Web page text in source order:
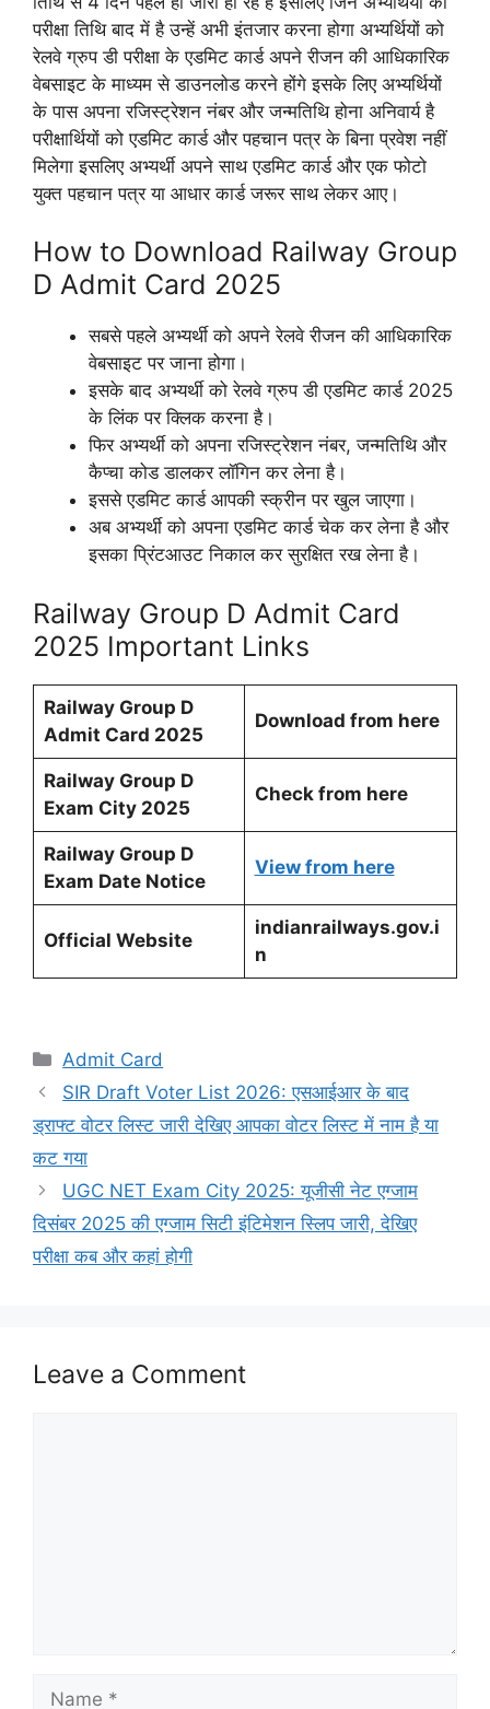
परीक्षा तिथि बाद में है उन्हें अभी इंतजार करना होगा अभ्यर्थियों को
रेलवे ग्रुप डी परीक्षा के एडमिट कार्ड अपने रीजन की आधिकारिक
वेबसाइट के माध्यम से डाउनलोड करने होंगे इसके लिए अभ्यर्थियों
के पास अपना रजिस्ट्रेशन नंबर और जन्मतिथि होना अनिवार्य है
परीक्षार्थियों को एडमिट कार्ड और पहचान पत्र के बिना प्रवेश नहीं
मिलेगा इसलिए अभ्यर्थी अपने साथ एडमिट कार्ड और एक फोटो
युक्त पहचान पत्र या आधार कार्ड जरूर साथ लेकर आए।
How to Download Railway Group
D Admit Card 2025
सबसे पहले अभ्यर्थी को अपने रेलवे रीजन की आधिकारिक
वेबसाइट पर जाना होगा।
इसके बाद अभ्यर्थी को रेलवे ग्रुप डी एडमिट कार्ड 2025
के लिंक पर क्लिक करना है।
फिर अभ्यर्थी को अपना रजिस्ट्रेशन नंबर, जन्मतिथि और
कैप्चा कोड डालकर लॉगिन कर लेना है।
इससे एडमिट कार्ड आपकी स्क्रीन पर खुल जाएगा।
अब अभ्यर्थी को अपना एडमिट कार्ड चेक कर लेना है और
इसका प्रिंटआउट निकाल कर सुरक्षित रख लेना है।
Railway Group D Admit Card
2025 Important Links
Railway Group D
Admit Card 2025
Download from here
Railway Group D
Exam City 2025
Check from here
Railway Group D
Exam Date Notice
View from here
Official Website
indianrailways.gov.i
n
Categories
Admit Card
SIR Draft Voter List 2026: एसआईआर के बाद
ड्राफ्ट वोटर लिस्ट जारी देखिए आपका वोटर लिस्ट में नाम है या
कट गया
UGC NET Exam City 2025: यूजीसी नेट एग्जाम
दिसंबर 2025 की एग्जाम सिटी इंटिमेशन स्लिप जारी, देखिए
परीक्षा कब और कहां होगी
Leave a Comment
Name